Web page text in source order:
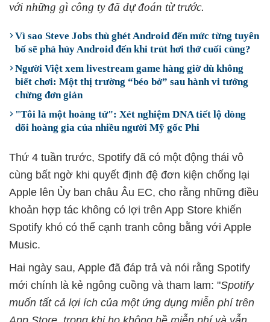
với những gì công ty đã dự đoán từ trước.
Vì sao Steve Jobs thù ghét Android đến mức từng tuyên
bố sẽ phá hủy Android đến khi trút hơi thở cuối cùng?
Người Việt xem livestream game hàng giờ dù không
biết chơi: Một thị trường “béo bở” sau hành vi tưởng
chừng đơn giản
"Tôi là một hoàng tử": Xét nghiệm DNA tiết lộ dòng
dõi hoàng gia của nhiều người Mỹ gốc Phi
Thứ 4 tuần trước, Spotify đã có một động thái vô
cùng bất ngờ khi quyết định đệ đơn kiện chống lại
Apple lên Ủy ban châu Âu EC, cho rằng những điều
khoản hợp tác không có lợi trên App Store khiến
Spotify khó có thể cạnh tranh công bằng với Apple
Music.
Hai ngày sau, Apple đã đáp trả và nói rằng Spotify
mới chính là kẻ ngông cuồng và tham lam: "Spotify
muốn tất cả lợi ích của một ứng dụng miễn phí trên